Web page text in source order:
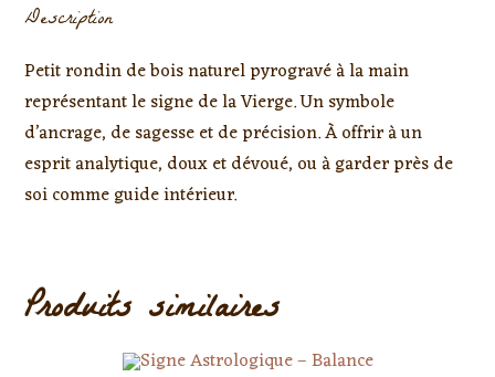
Description
Petit rondin de bois naturel pyrogravé à la main
représentant le signe de la Vierge. Un symbole
d’ancrage, de sagesse et de précision. À offrir à un
esprit analytique, doux et dévoué, ou à garder près de
soi comme guide intérieur.
Produits similaires